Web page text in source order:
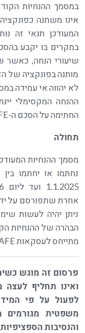
במסמך ההנחיות
אינו משתנה
המעודכן תנאי זה
שיעורי הנחה, כאשר
מותנה בפונקציה של
לא יהווה אי עמידה
החתימה על הסכם ה-SAFE.
תחולה
נחתמו או יחתמו
אחרת שתפורסם על
ניתן יהיה לעשות
הבהרה של ההנחיות
מתייחס לעסקאות SAFE שנחתמו לפני יום 1.1.2025).
פרסום זה מוגש
ואינו תחליף לעצה
לפעול על פי
משפטית מגורמים
והנסיבות